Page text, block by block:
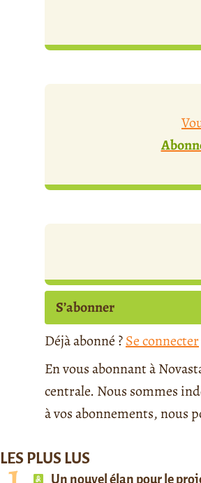
S’abonner
Déjà abonné ?Se connecter
En vous abonnant à
centrale. Nous sommes
à vos abonnements, nous
LES PLUS LUS
Un nouvel élan pour le